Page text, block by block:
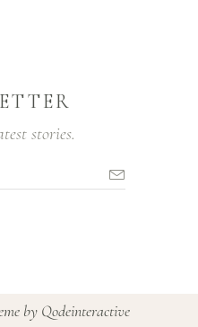
stories.
by Qodeinteractive